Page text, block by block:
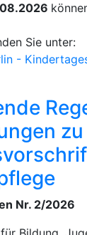
Sie unter:
-
Nr. 2/2026